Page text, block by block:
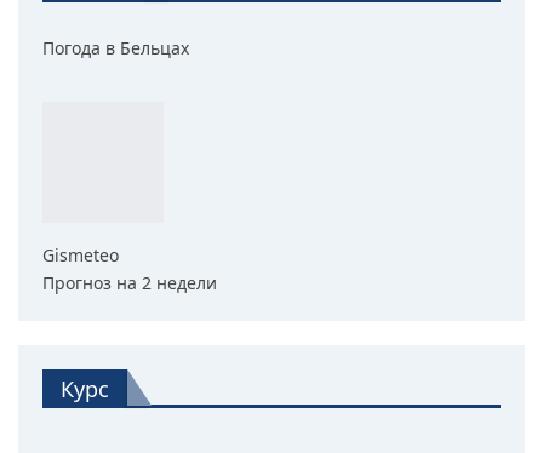
Погода в Бельцах
Gismeteo
Прогноз на 2 недели
Курс